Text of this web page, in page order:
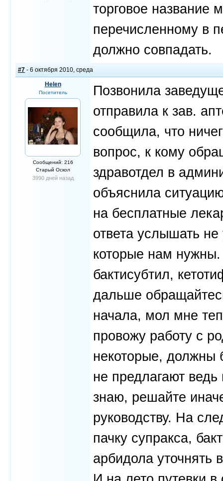
торговое название
перечисленному в
должно совпадать.
#7 - 6 октября 2010, среда
Helen
Посетитель
Сообщений: 216
Старый Оскол
3990 дней назад
Позвонила
отправила к зав.
сообщила, что
вопрос, к кому
здравотдел в
объяснила
на бесплатные
ответа услышать
которые нам нужны.
бактисубтил,
дальше
начала, мол мне
провожу работу с
некоторые, должны
не предлагают
знаю, решайте
руководству. На
пачку супракса,
арбидола уточнять